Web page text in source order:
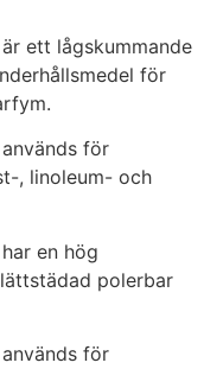
är ett lågskummande
för
används för
, linoleum- och
har en hög
polerbar
används för